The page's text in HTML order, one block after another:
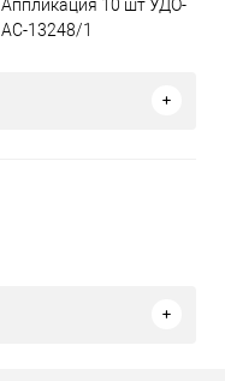
Аппликация 10 шт УДО-
АС-13248/1